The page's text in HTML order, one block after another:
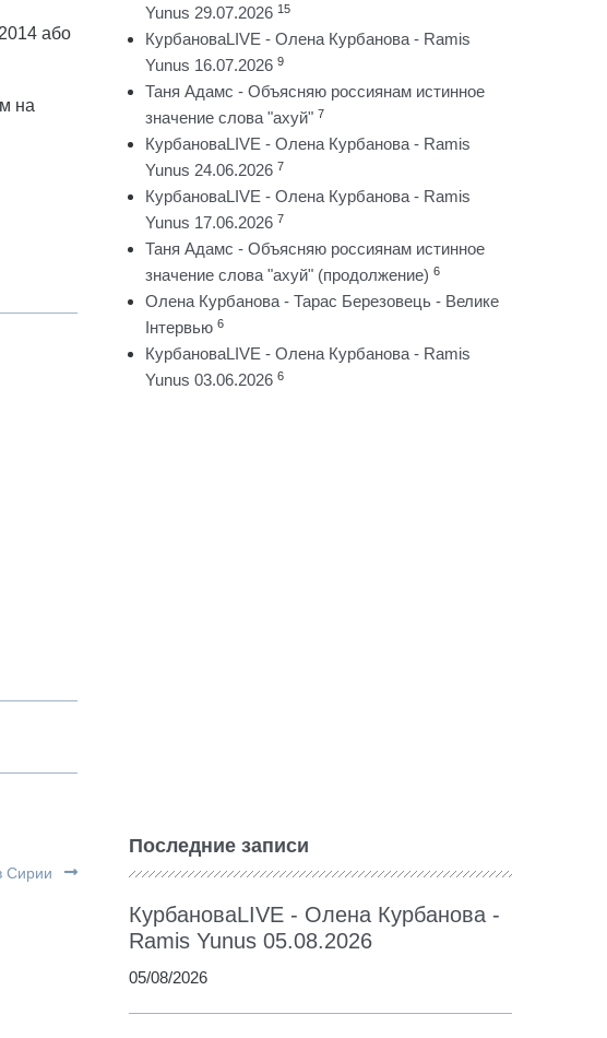
або
на
Сирии
Yunus 29.07.2026 15
КурбановаLIVE - Олена Курбанова - Ramis
Yunus 16.07.2026 9
Таня Адамс - Объясняю россиянам истинное
значение слова "ахуй" 7
КурбановаLIVE - Олена Курбанова - Ramis
Yunus 24.06.2026 7
КурбановаLIVE - Олена Курбанова - Ramis
Yunus 17.06.2026 7
Таня Адамс - Объясняю россиянам истинное
значение слова "ахуй" (продолжение) 6
Олена Курбанова - Тарас Березовець - Велике
Інтервью 6
КурбановаLIVE - Олена Курбанова - Ramis
Yunus 03.06.2026 6
Последние записи
КурбановаLIVE - Олена Курбанова -
Ramis Yunus 05.08.2026
05/08/2026